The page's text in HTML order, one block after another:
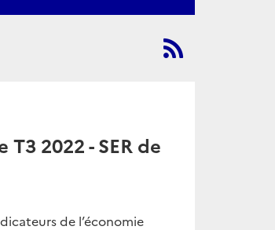
2022 - SER de
de l’économie